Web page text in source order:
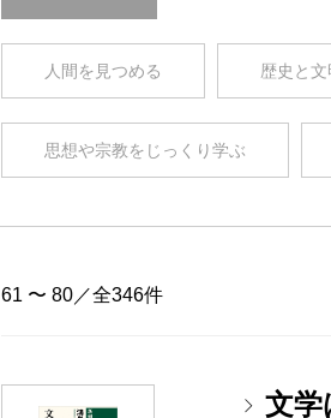
人間を見つめる 歴史と
思想や宗教をじっくり学ぶ
61 〜 80／全346件
文学